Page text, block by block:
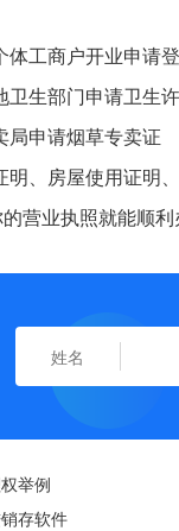
工商户开业申请
生部门申请卫生
局申请烟草专卖证
、房屋使用证明
营业执照就能顺利
举例
存软件